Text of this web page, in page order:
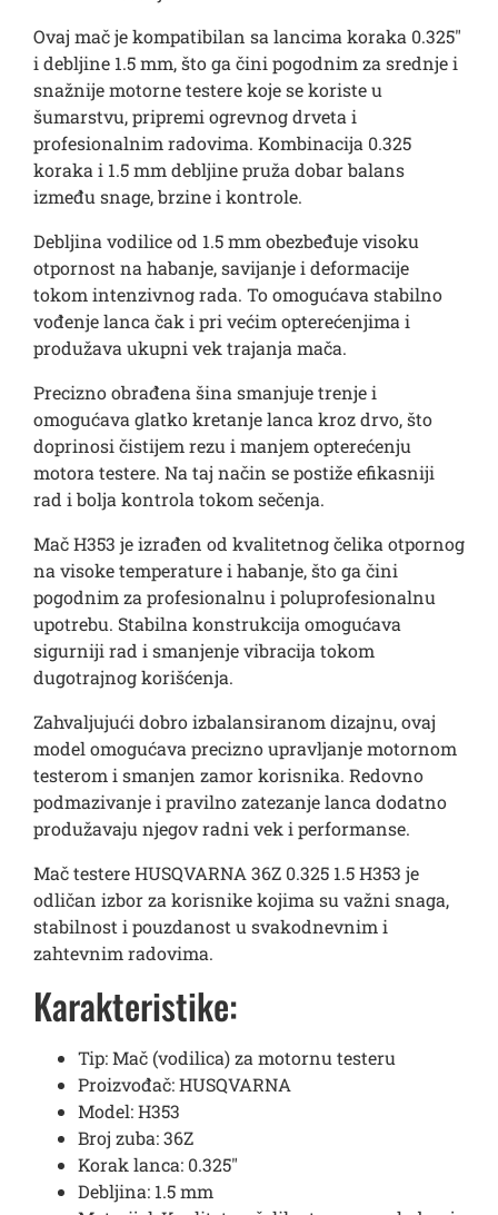
Ovaj mač je kompatibilan sa lancima koraka 0.325″
i debljine 1.5 mm, što ga čini pogodnim za srednje i
snažnije motorne testere koje se koriste u
šumarstvu, pripremi ogrevnog drveta i
profesionalnim radovima. Kombinacija 0.325
koraka i 1.5 mm debljine pruža dobar balans
između snage, brzine i kontrole.
Debljina vodilice od 1.5 mm obezbeđuje visoku
otpornost na habanje, savijanje i deformacije
tokom intenzivnog rada. To omogućava stabilno
vođenje lanca čak i pri većim opterećenjima i
produžava ukupni vek trajanja mača.
Precizno obrađena šina smanjuje trenje i
omogućava glatko kretanje lanca kroz drvo, što
doprinosi čistijem rezu i manjem opterećenju
motora testere. Na taj način se postiže efikasniji
rad i bolja kontrola tokom sečenja.
Mač H353 je izrađen od kvalitetnog čelika otpornog
na visoke temperature i habanje, što ga čini
pogodnim za profesionalnu i poluprofesionalnu
upotrebu. Stabilna konstrukcija omogućava
sigurniji rad i smanjenje vibracija tokom
dugotrajnog korišćenja.
Zahvaljujući dobro izbalansiranom dizajnu, ovaj
model omogućava precizno upravljanje motornom
testerom i smanjen zamor korisnika. Redovno
podmazivanje i pravilno zatezanje lanca dodatno
produžavaju njegov radni vek i performanse.
Mač testere HUSQVARNA 36Z 0.325 1.5 H353 je
odličan izbor za korisnike kojima su važni snaga,
stabilnost i pouzdanost u svakodnevnim i
zahtevnim radovima.
Karakteristike:
Tip: Mač (vodilica) za motornu testeru
Proizvođač: HUSQVARNA
Model: H353
Broj zuba: 36Z
Korak lanca: 0.325″
Debljina: 1.5 mm